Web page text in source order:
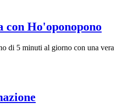
Ho'oponopono
di 5 minuti al giorno con una vera